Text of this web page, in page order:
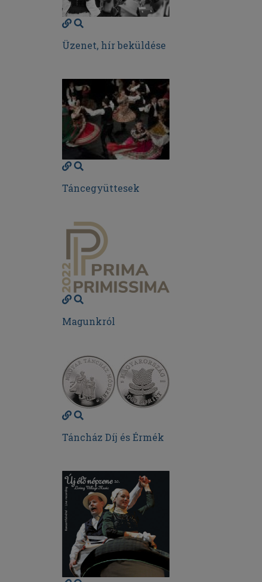
Üzenet, hír beküldése
Táncegyüttesek
Magunkról
Táncház Díj és Érmék